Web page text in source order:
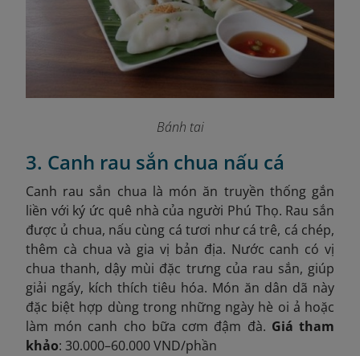
Bánh tai
3. Canh rau sắn chua nấu cá
Canh rau sắn chua là món ăn truyền thống gắn
liền với ký ức quê nhà của người Phú Thọ. Rau sắn
được ủ chua, nấu cùng cá tươi như cá trê, cá chép,
thêm cà chua và gia vị bản địa. Nước canh có vị
chua thanh, dậy mùi đặc trưng của rau sắn, giúp
giải ngấy, kích thích tiêu hóa. Món ăn dân dã này
đặc biệt hợp dùng trong những ngày hè oi ả hoặc
làm món canh cho bữa cơm đậm đà. Giá tham
khảo: 30.000–60.000 VND/phần